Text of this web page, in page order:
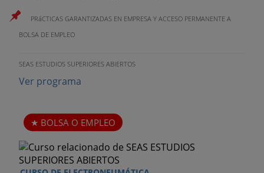
PRáCTICAS GARANTIZADAS EN EMPRESA Y ACCESO PERMANENTE A
BOLSA DE EMPLEO
SEAS ESTUDIOS SUPERIORES ABIERTOS
Ver programa
BOLSA O EMPLEO